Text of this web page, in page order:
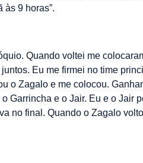
9 horas”.
Quando voltei me
Eu me firmei no time
o Zagalo e me colocou.
Garrincha e o Jair. Eu e o Jair
no final. Quando o Zagalo